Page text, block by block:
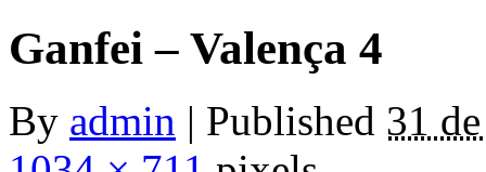
Ganfei – Valença 4
By admin | Published 31